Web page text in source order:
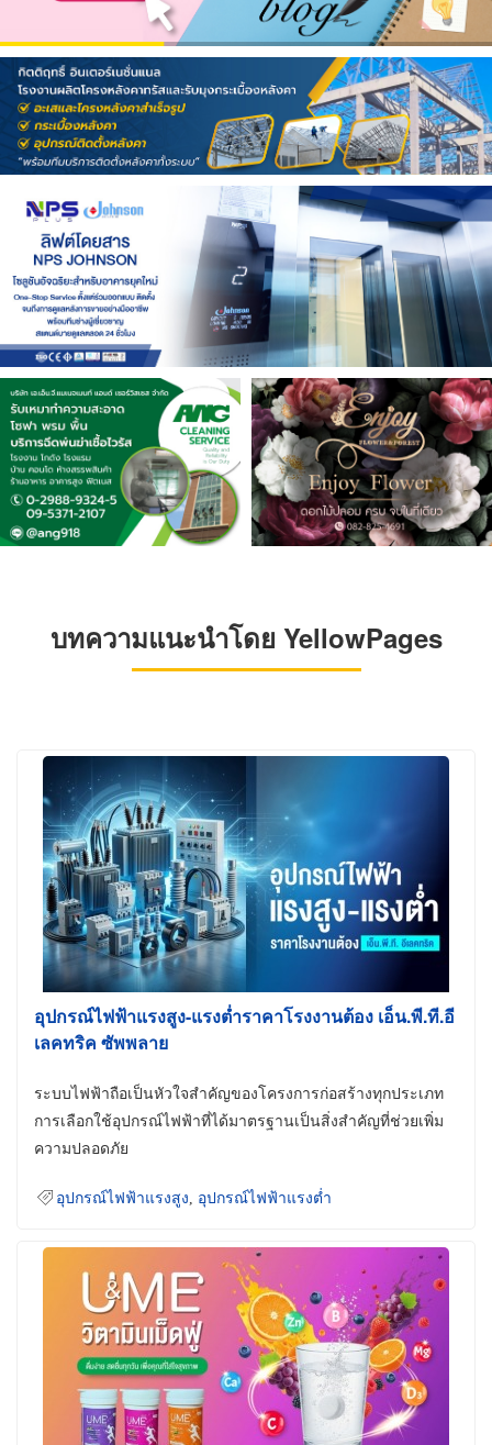
บทความแนะนำโดย YellowPages
อุปกรณ์ไฟฟ้าแรงสูง-แรงต่ำราคาโรงงานต้อง เอ็น.พี.ที.อี
เลคทริค ซัพพลาย
ระบบไฟฟ้าถือเป็นหัวใจสำคัญของโครงการก่อสร้างทุกประเภท
การเลือกใช้อุปกรณ์ไฟฟ้าที่ได้มาตรฐานเป็นสิ่งสำคัญที่ช่วยเพิ่ม
ความปลอดภัย
อุปกรณ์ไฟฟ้าแรงสูง อุปกรณ์ไฟฟ้าแรงต่ำ